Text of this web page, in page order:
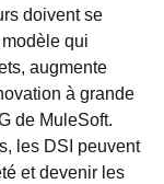
doivent se
qui
augmente
à grande
de MuleSoft.
les DSI peuvent
et devenir les